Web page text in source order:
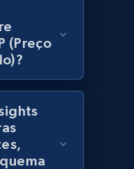
price,
and more.
Comece agora
(Preço